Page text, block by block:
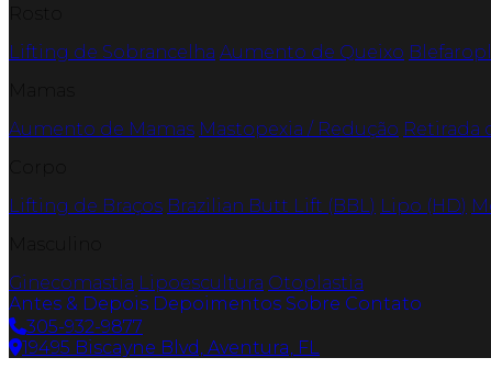
Rosto
Lifting de Sobrancelha Aumento de Queixo
Aumento de Mamas Mastopexia / Redução Retirada
Lifting de Braços Brazilian Butt Lift (BBL) Lipo (HD)
Ginecomastia Lipoescultura Otoplastia
Antes & Depois Depoimentos Sobre Contato
305-932-9877
19495 Biscayne Blvd, Aventura, FL